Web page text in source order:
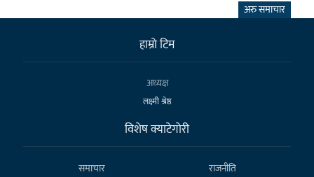
अरु समाचार
हाम्राे टिम
अध्यक्ष
लक्ष्मी श्रेष्ठ
विशेष क्याटेगाेरी
समाचार
राजनीति